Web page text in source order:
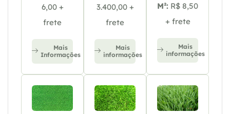
6,00 +
frete
Mais
Informações
3.400,00 +
frete
Mais
informações
M²: R$ 8,50
+ frete
Mais
informações